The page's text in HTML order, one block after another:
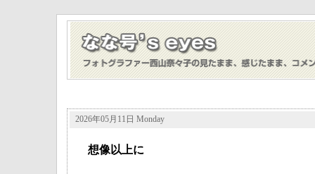
2026年05月11日 Monday
想像以上に